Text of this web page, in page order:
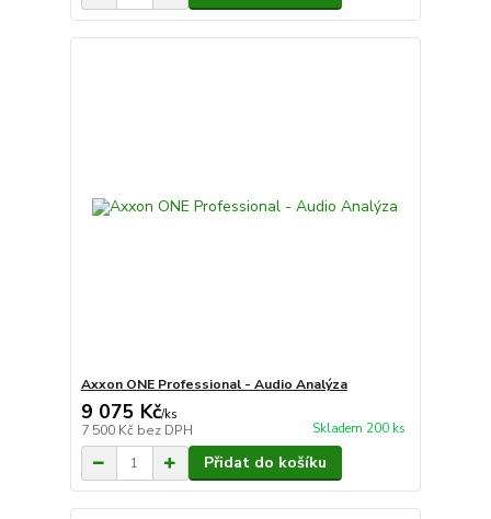
Axxon ONE Professional - Audio Analýza
9 075 Kč/ks
7 500 Kč bez DPH Skladem 200 ks
Přidat do košíku